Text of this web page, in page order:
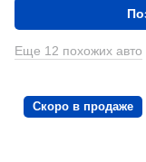
Еще 12 похожих авто
Скоро в продаже